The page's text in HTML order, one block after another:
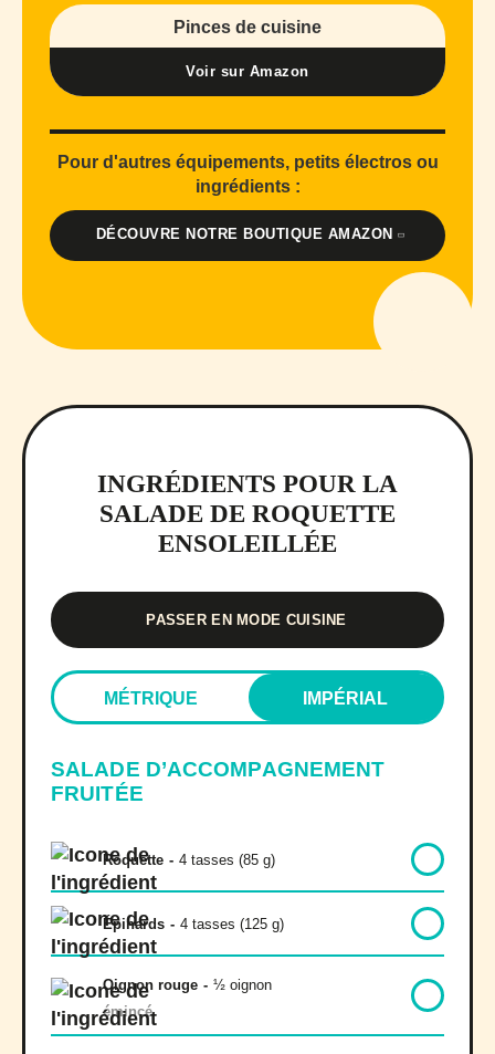
Pinces de cuisine
Voir sur Amazon
Pour d'autres équipements, petits électros ou
ingrédients :
DÉCOUVRE NOTRE BOUTIQUE AMAZON
INGRÉDIENTS POUR LA
SALADE DE ROQUETTE
ENSOLEILLÉE
PASSER EN MODE CUISINE
MÉTRIQUE IMPÉRIAL
SALADE D’ACCOMPAGNEMENT
FRUITÉE
Roquette - 4 tasses (85 g)
Épinards - 4 tasses (125 g)
Oignon rouge - ½ oignon
émincé